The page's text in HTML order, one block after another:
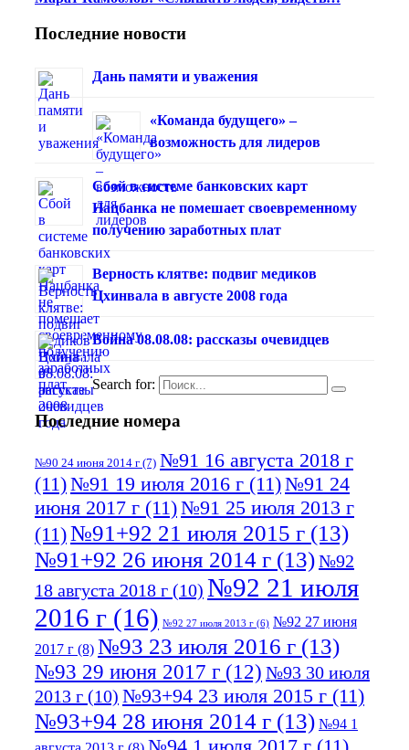
Последние новости
Дань памяти и уважения
«Команда будущего» –
возможность для лидеров
Сбой в системе банковских карт
Нацбанка не помешает своевременному
получению заработных плат
Верность клятве: подвиг медиков
Цхинвала в августе 2008 года
Война 08.08.08: рассказы очевидцев
Search for:
Последние номера
№90 24 июня 2014 г (7) №91 16 августа 2018 г
(11)№91 19 июля 2016 г (11)№91 24
июня 2017 г (11)№91 25 июля 2013 г
(11)№91+92 21 июля 2015 г (13)
№91+92 26 июня 2014 г (13)№92
18 августа 2018 г (10) №92 21 июля
2016 г (16) №92 27 июля 2013 г (6) №92 27 июня
2017 г (8) №93 23 июля 2016 г (13)
№93 29 июня 2017 г (12) №93 30 июля
2013 г (10) №93+94 23 июля 2015 г (11)
№93+94 28 июня 2014 г (13) №94 1